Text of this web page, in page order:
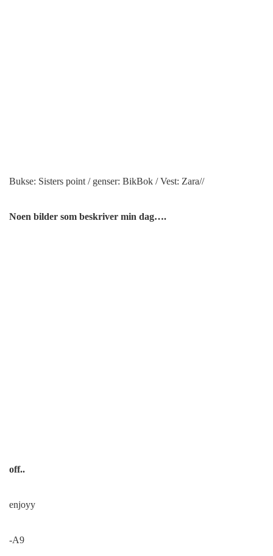
Bukse: Sisters point / genser: BikBok / Vest: Zara//
Noen bilder som beskriver min dag….
off..
enjoyy
-A9